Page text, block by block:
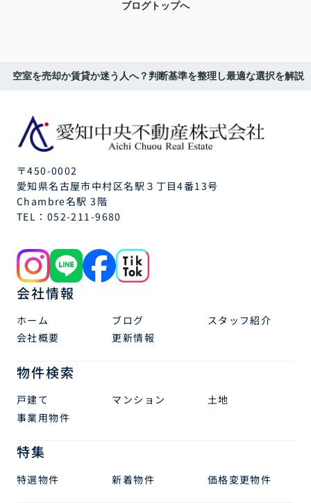
ブログトップへ
空室を売却か賃貸か迷う人へ？判断基準を整理し最適な選択を解説
〒450-0002
愛知県名古屋市中村区名駅３丁目4番13号
Chambre名駅 3階
TEL： 052-211-9680
会社情報
ホーム ブログ
スタッフ紹介
会社概要
更新情報
物件検索
戸建て マンション
土地
事業用物件
特集
特選物件 新着物件 価格変更物件